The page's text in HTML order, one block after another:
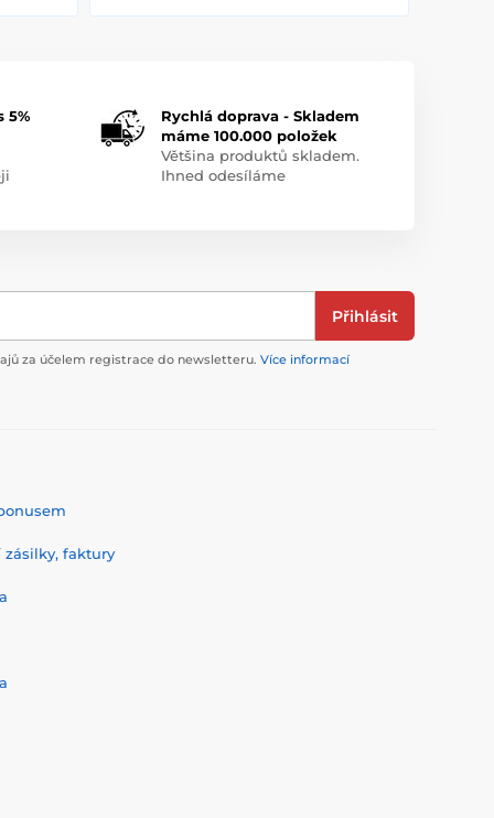
5%
Rychlá doprava - Skladem
máme 100.000 položek
Většina produktů skladem.
Ihned odesíláme
Přihlásit
za účelem registrace do newsletteru. Více informací
zásilky, faktury